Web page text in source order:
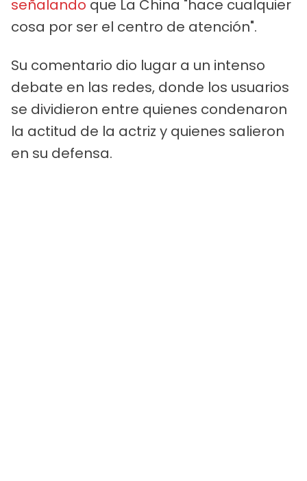
señalando que La China "hace cualquier
cosa por ser el centro de atención".
Su comentario dio lugar a un intenso
debate en las redes, donde los usuarios
se dividieron entre quienes condenaron
la actitud de la actriz y quienes salieron
en su defensa.